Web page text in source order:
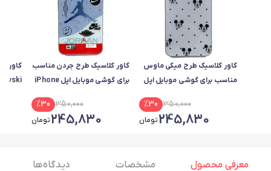
کاور کلاسیک طرح میکی ماوس
مناسب برای گوشی موبایل اپل
350,000
%30
245,830تومان
کاور کلاسیک طرح جردن مناسب
برای گوشی موبایل اپل iPhone
350,000
%30
245,830تومان
کاور
معرفی محصول مشخصات
دیدگاه ها